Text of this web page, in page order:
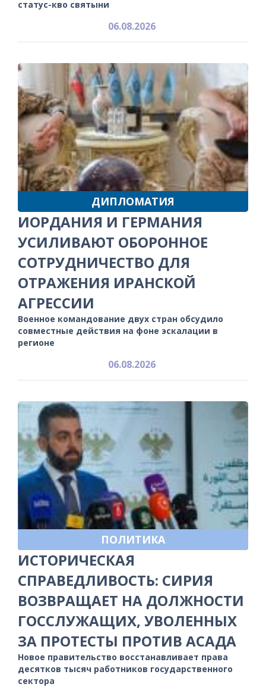
статус-кво святыни
06.08.2026
ДИПЛОМАТИЯ
ИОРДАНИЯ И ГЕРМАНИЯ
УСИЛИВАЮТ ОБОРОННОЕ
СОТРУДНИЧЕСТВО ДЛЯ
ОТРАЖЕНИЯ ИРАНСКОЙ
АГРЕССИИ
Военное командование двух стран обсудило
совместные действия на фоне эскалации в
регионе
06.08.2026
ПОЛИТИКА
ИСТОРИЧЕСКАЯ
СПРАВЕДЛИВОСТЬ: СИРИЯ
ВОЗВРАЩАЕТ НА ДОЛЖНОСТИ
ГОССЛУЖАЩИХ, УВОЛЕННЫХ
ЗА ПРОТЕСТЫ ПРОТИВ АСАДА
Новое правительство восстанавливает права
десятков тысяч работников государственного
сектора